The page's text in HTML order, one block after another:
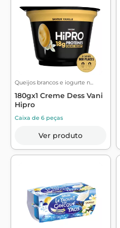
Queijos brancos e iogurte n...
180gx1 Creme Dess Vani
Hipro
Caixa de 6 peças
Ver produto